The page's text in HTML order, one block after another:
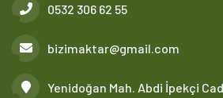
0532 306 62 55
bizimaktar@gmail.com
Yenidoğan Mah. Abdi İpekçi